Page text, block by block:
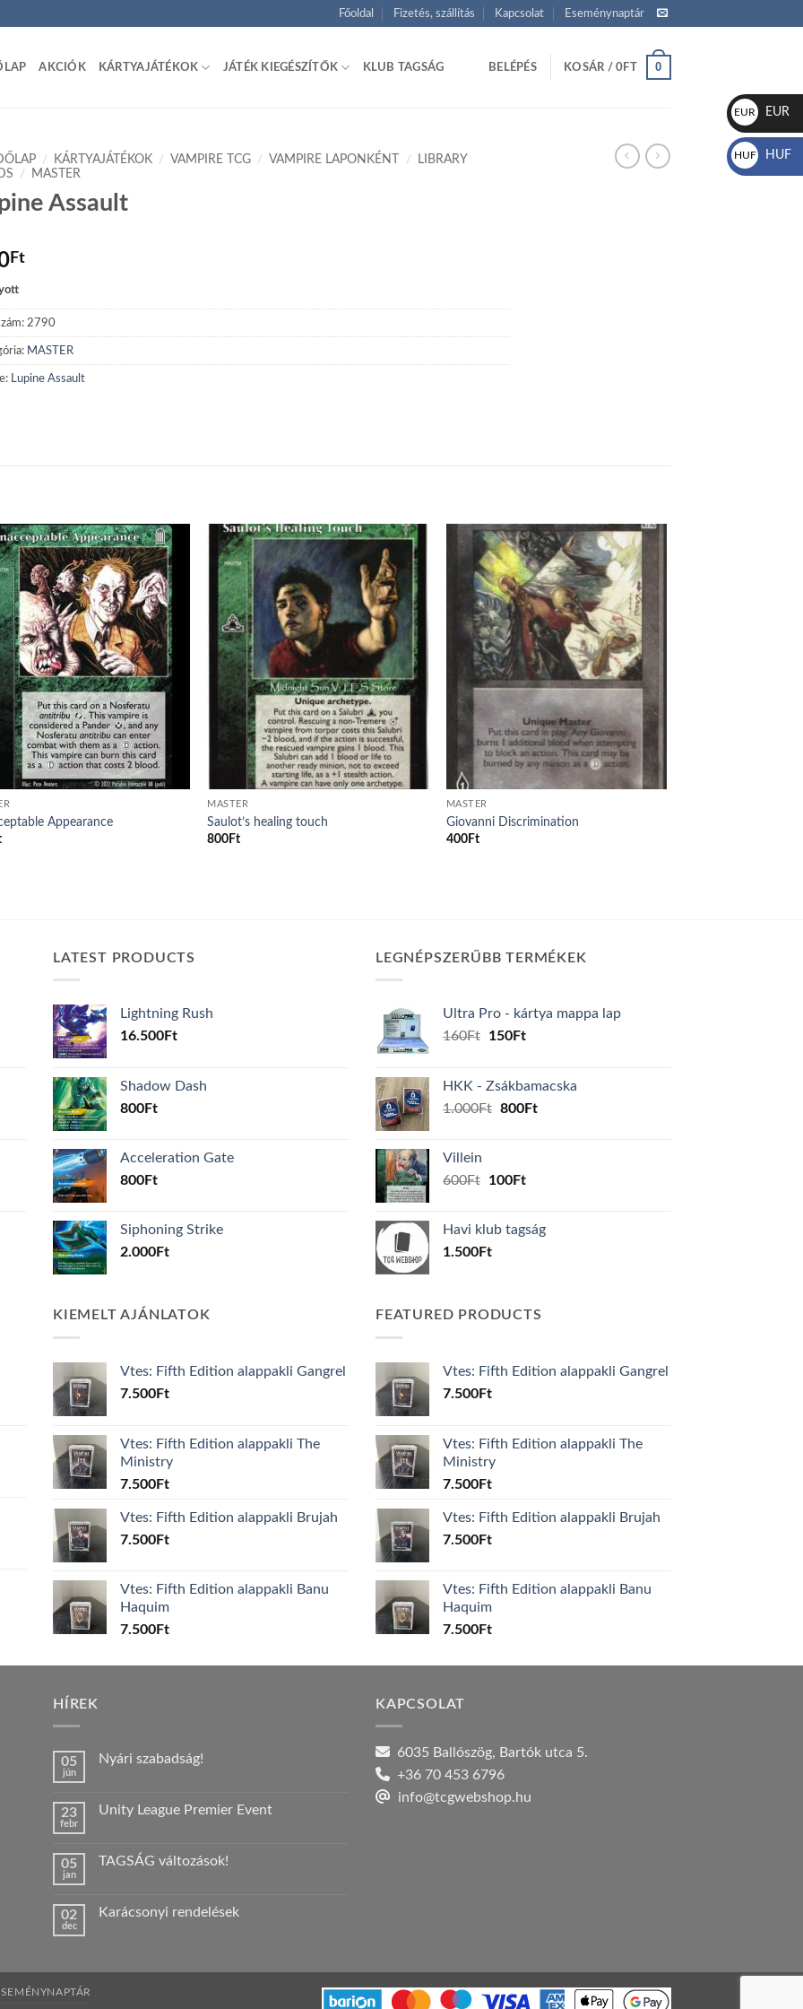
Főoldal Fizetés, szállítás Kapcsolat Eseménynaptár
AKCIÓK KÁRTYAJÁTÉKOK JÁTÉK KIEGÉSZÍTŐK KLUB TAGSÁG BELÉPÉS KOSÁR /0FT 0
/ KÁRTYAJÁTÉKOK / VAMPIRE TCG / VAMPIRE LAPONKÉNT /
LIBRARY
/ MASTER
Assault
Ft
2790
MASTER
Lupine Assault
Add to
wishlist
Appearance
Add to
wishlist
MASTER
Saulot’s healing touch
800 Ft
Add to
wishlist
MASTER
Giovanni Discrimination
400Ft
LATEST PRODUCTS
Lightning Rush
16.500Ft
Shadow Dash
800Ft
Acceleration Gate
800Ft
Siphoning Strike
2.000Ft
LEGNÉPSZERŰBB TERMÉKEK
Ultra Pro - kártya mappa lap
160Ft
Original
160Ft.
150FtCurrent
150Ft.
HKK - Zsákbamacska
1.000Ft Original
800FtCurrent
Villein
600Ft
Original
600Ft.
100FtCurrent
100Ft.
Havi klub tagság
1.500Ft
KIEMELT AJÁNLATOK
Vtes: Fifth Edition alappakli Gangrel
7.500Ft
Vtes: Fifth Edition alappakli The
Ministry
7.500Ft
Vtes: Fifth Edition alappakli Brujah
7.500Ft
Vtes: Fifth Edition alappakli Banu
Haquim
7.500Ft
FEATURED PRODUCTS
Vtes: Fifth Edition alappakli Gangrel
7.500Ft
Vtes: Fifth Edition alappakli The
Ministry
7.500Ft
Vtes: Fifth Edition alappakli Brujah
7.500Ft
Vtes: Fifth Edition alappakli Banu
Haquim
7.500Ft
HÍREK
05
jún
Nyári szabadság!
Nyári
23
febr
Unity League Premier Event
Unity
bejegyzéshez
05
jan
TAGSÁG változások!
TAGSÁG
02
dec
Karácsonyi rendelések
KAPCSOLAT
6035 Ballószög, Bartók utca 5.
+36 70 453 6796
info@tcgwebshop.hu
EUR
€
EUR
HUF
Ft
HUF